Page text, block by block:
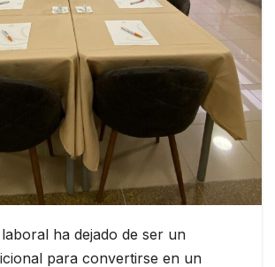
ha dejado de ser un
para convertirse en un